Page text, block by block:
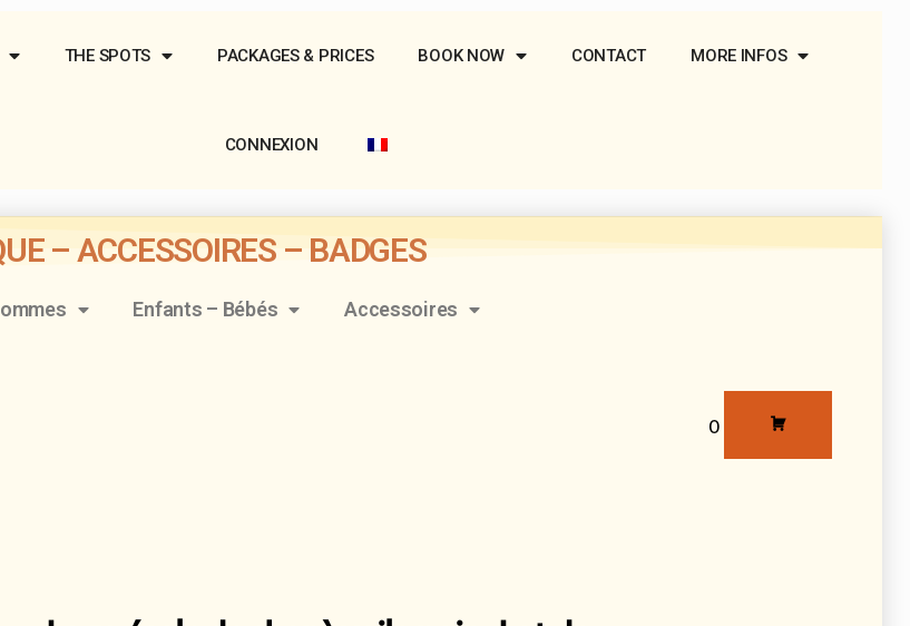
THE SPOTS PACKAGES & PRICES BOOK NOW CONTACT MORE INFOS
CONNEXION
– ACCESSOIRES – BADGES
Enfants – Bébés Accessoires
0